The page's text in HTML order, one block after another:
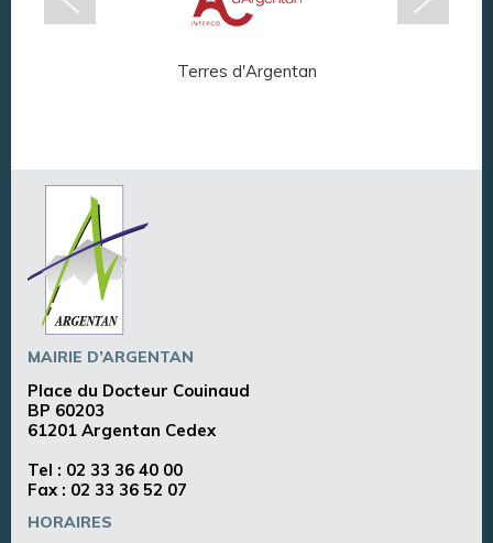
Terres d'Argentan
MAIRIE D’ARGENTAN
Place du Docteur Couinaud
BP 60203
61201 Argentan Cedex
Tel : 02 33 36 40 00
Fax : 02 33 36 52 07
HORAIRES